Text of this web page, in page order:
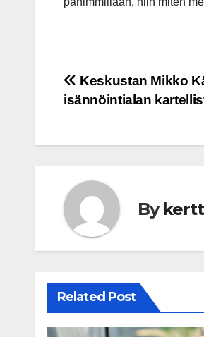
Post
Keskustan Mikko
isännöintialan
By
Related Post